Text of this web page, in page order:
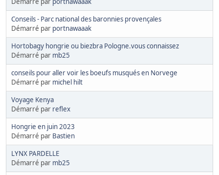
Conseils - Parc national des baronnies provençales
Démarré par portnawaaak
Hortobagy hongrie ou biezbra Pologne.vous connaissez
Démarré par mb25
conseils pour aller voir les boeufs musqués en Norvege
Démarré par michel hilt
Voyage Kenya
Démarré par reflex
Hongrie en juin 2023
Démarré par Bastien
LYNX PARDELLE
Démarré par mb25